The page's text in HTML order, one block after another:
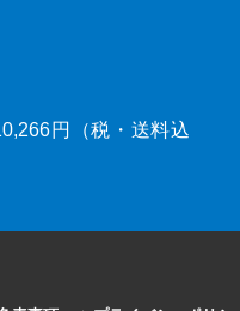
円（税・送料込